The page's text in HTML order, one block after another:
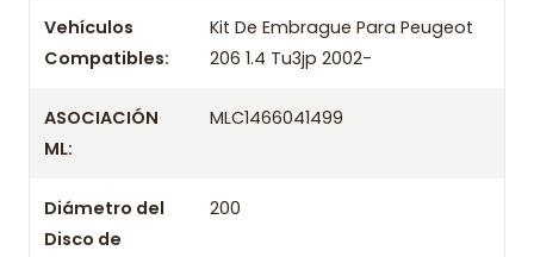
tienda previo correo de confirmación.
Vehículos
Compatibles:
Kit De Embrague Para Peugeot
206 1.4 Tu3jp 2002-
ASOCIACIÓN
ML:
MLC1466041499
Diámetro del
Disco de
200